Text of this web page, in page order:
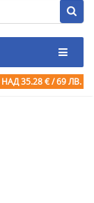
НАД 35.28 € / 69 ЛВ.